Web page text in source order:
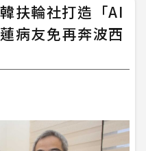
扶輪社打造「AI
病友免再奔波西